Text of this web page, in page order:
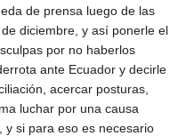
de prensa luego de las
diciembre, y así ponerle el
por no haberlos
ante Ecuador y decirle
acercar posturas,
luchar por una causa
y si para eso es necesario